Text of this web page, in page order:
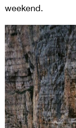
weekend.